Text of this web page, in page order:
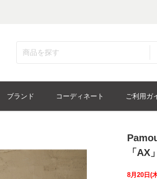
ブランド コーディネート ご利用ガ
「
8月20日(